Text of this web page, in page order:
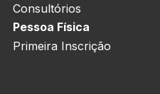
Consultórios
Pessoa Física
Primeira Inscrição